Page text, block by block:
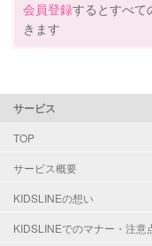
会員登録するとすべて
きます
サービス
TOP
サービス概要
KIDSLINEの想い
KIDSLINEでのマナー・注意